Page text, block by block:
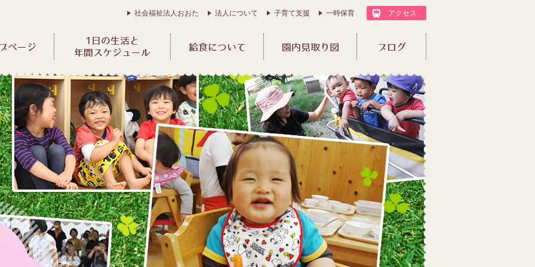
ページ
1日の生活と
年間スケジュール
給食について 園内見取り図 ブログ
アクセス
社会福祉法人おおた 法人について 子育て支援 一時保育